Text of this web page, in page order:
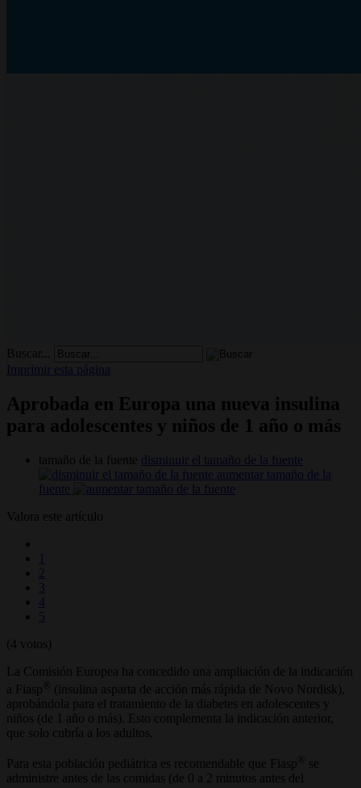
Buscar...
Imprimir esta página
Aprobada en Europa una nueva insulina
para adolescentes y niños de 1 año o más
tamaño de la fuente disminuir el tamaño de la fuente
aumentar tamaño de la
fuente
Valora este artículo
1
2
3
4
5
(4 votos)
La Comisión Europea ha concedido una ampliación de la indicación
a Fiasp
(insulina asparta de acción más rápida de Novo Nordisk),
aprobándola para el tratamiento de la diabetes en adolescentes y
niños (de 1 año o más). Esto complementa la indicación anterior,
que solo cubría a los adultos.
Para esta población pediátrica es recomendable que Fiasp
se
administre antes de las comidas (de 0 a 2 minutos antes del